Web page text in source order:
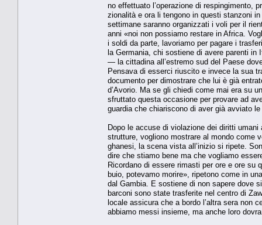
no effettuato l’operazione di respingimen­to,
zionalità e ora li tengono in questi stanzoni
settimane saranno organizzati i voli per il
anni «noi non possiamo restare in Afri­ca.
i soldi da parte, lavoriamo per pagare i
la Germania, chi sostiene di avere parenti
— la cittadina all’estremo sud del Paese
Pensava di esserci riuscito e inve­ce la sua
documento per dimostrare che lui è già
d’Avorio. Ma se gli chiedi co­me mai era su
sfruttato questa occasione per provare ad
guardia che chiariscono di aver già avviato
Dopo le accuse di violazione dei diritti
strutture, vogliono mostrare al mon­do come
ghanesi, la scena vista all’inizio si ripete.
dire che stiamo bene ma che vo­gliamo
Ricordano di essere rimasti per ore e ore su
buio, potevamo morire», ripetono come in
dal Gambia. E sostiene di non sapere dove
barconi sono state trasferite nel centro di
locale assi­cura che a bordo l’altra sera non
abbia­mo messi insieme, ma anche loro